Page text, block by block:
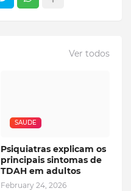
Ver todos
SAUDE
Psiquiatras explicam os
principais sintomas de
TDAH em adultos
February 24, 2026